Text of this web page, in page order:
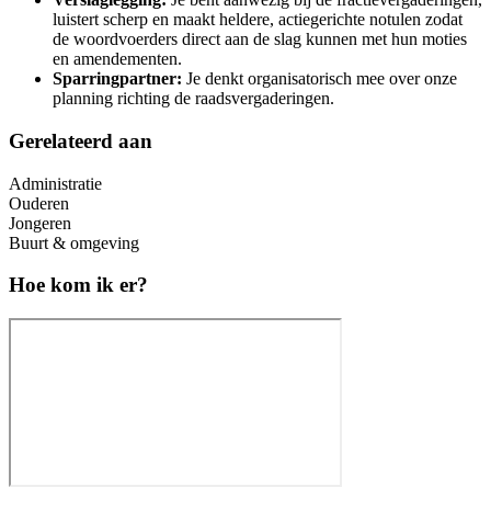
luistert scherp en maakt heldere, actiegerichte notulen zodat
de woordvoerders direct aan de slag kunnen met hun moties
en amendementen.
Sparringpartner: Je denkt organisatorisch mee over onze
planning richting de raadsvergaderingen.
Gerelateerd aan
Administratie
Ouderen
Jongeren
Buurt & omgeving
Hoe kom ik er?